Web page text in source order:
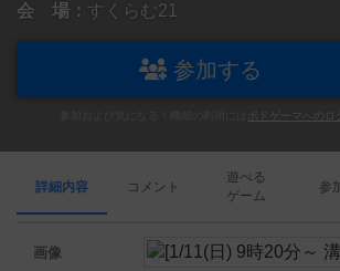
会 場： すくらむ21
参加する
ボドゲーマへのロ
詳細内容 コメント
遊べる
ゲーム
参
画像